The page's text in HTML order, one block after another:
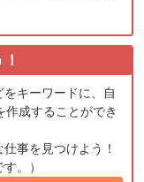
キーワードに、自
成することができ
事を見つけよう！
。）